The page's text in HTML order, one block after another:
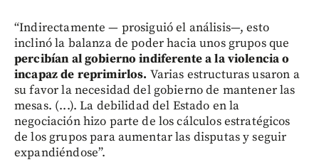
“Indirectamente — prosiguió el análisis—, esto
inclinó la balanza de poder hacia unos grupos que
percibían al gobierno indiferente a la violencia o
incapaz de reprimirlos. Varias estructuras usaron a
su favor la necesidad del gobierno de mantener las
mesas. (...). La debilidad del Estado en la
negociación hizo parte de los cálculos estratégicos
de los grupos para aumentar las disputas y seguir
expandiéndose”.